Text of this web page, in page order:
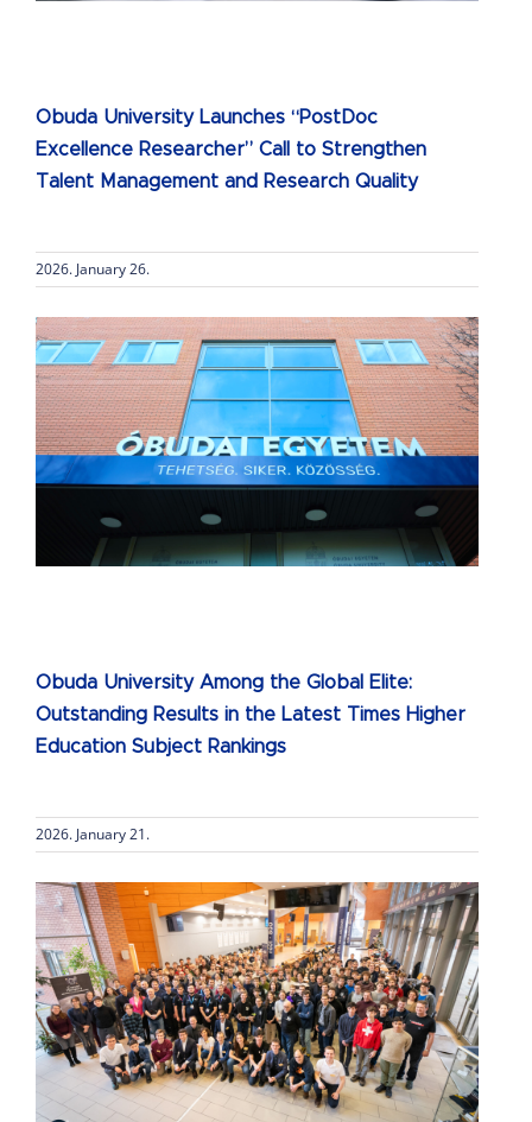
Obuda University Launches “PostDoc
Excellence Researcher” Call to Strengthen
Talent Management and Research Quality
2026. January 26.
Obuda University Among the Global Elite:
Outstanding Results in the Latest Times Higher
Education Subject Rankings
2026. January 21.